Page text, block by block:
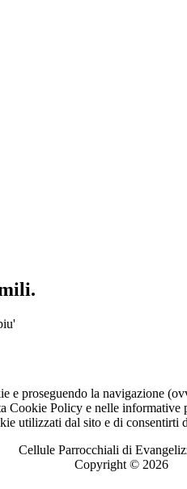
proseguendo la navigazione
Cookie Policy e nelle
utilizzati dal sito e di consentirti
Cellule Parrocchiali di
Copyright © 2026